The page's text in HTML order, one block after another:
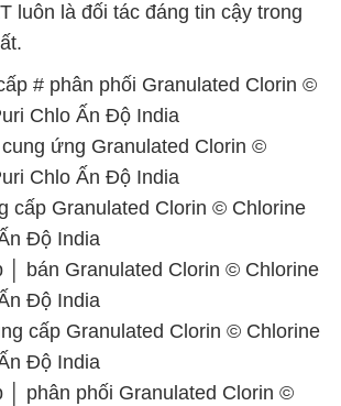
luôn là đối tác đáng tin cậy trong
# phân phối Granulated Clorin ©
Chlo Ấn Độ India
ứng Granulated Clorin ©
Chlo Ấn Độ India
cấp Granulated Clorin © Chlorine
Độ India
│ bán Granulated Clorin © Chlorine
Độ India
cấp Granulated Clorin © Chlorine
Độ India
│ phân phối Granulated Clorin ©